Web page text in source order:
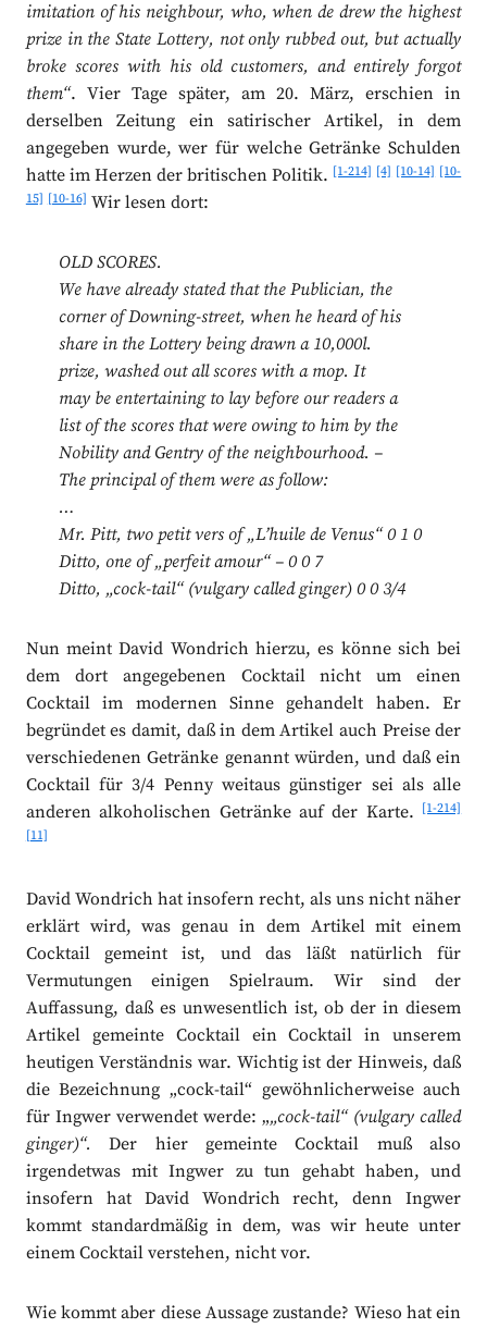
imitation of his neighbour, who, when de drew the highest
prize in the State Lottery, not only rubbed out, but actually
broke scores with his old customers, and entirely forgot
them“. Vier Tage später, am 20. März, erschien in
derselben Zeitung ein satirischer Artikel, in dem
angegeben wurde, wer für welche Getränke Schulden
hatte im Herzen der britischen Politik. [1-214] [4] [10-14] [10-
15] [10-16] Wir lesen dort:
OLD SCORES.
We have already stated that the Publician, the
corner of Downing-street, when he heard of his
share in the Lottery being drawn a 10,000l.
prize, washed out all scores with a mop. It
may be entertaining to lay before our readers a
list of the scores that were owing to him by the
Nobility and Gentry of the neighbourhood. –
The principal of them were as follow:
…
Mr. Pitt, two petit vers of „L’huile de Venus“ 0 1 0
Ditto, one of „perfeit amour“ – 0 0 7
Ditto, „cock-tail“ (vulgary called ginger) 0 0 3/4
Nun meint David Wondrich hierzu, es könne sich bei
dem dort angegebenen Cocktail nicht um einen
Cocktail im modernen Sinne gehandelt haben. Er
begründet es damit, daß in dem Artikel auch Preise der
verschiedenen Getränke genannt würden, und daß ein
Cocktail für 3/4 Penny weitaus günstiger sei als alle
anderen alkoholischen Getränke auf der Karte. [1-214]
[11]
David Wondrich hat insofern recht, als uns nicht näher
erklärt wird, was genau in dem Artikel mit einem
Cocktail gemeint ist, und das läßt natürlich für
Vermutungen einigen Spielraum. Wir sind der
Auffassung, daß es unwesentlich ist, ob der in diesem
Artikel gemeinte Cocktail ein Cocktail in unserem
heutigen Verständnis war. Wichtig ist der Hinweis, daß
die Bezeichnung „cock-tail“ gewöhnlicherweise auch
für Ingwer verwendet werde: „„cock-tail“ (vulgary called
ginger)“. Der hier gemeinte Cocktail muß also
irgendetwas mit Ingwer zu tun gehabt haben, und
insofern hat David Wondrich recht, denn Ingwer
kommt standardmäßig in dem, was wir heute unter
einem Cocktail verstehen, nicht vor.
Wie kommt aber diese Aussage zustande? Wieso hat ein